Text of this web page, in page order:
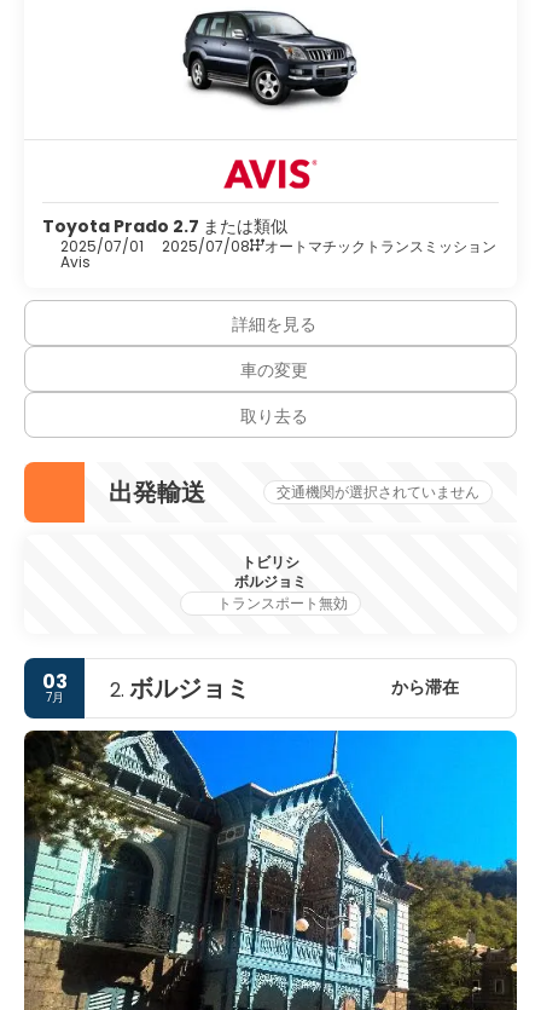
Toyota Prado 2.7 または類似
2025/07/01 2025/07/08 オートマチックトランスミッション
Avis
詳細を見る
車の変更
取り去る
出発輸送 交通機関が選択されていません
トビリシ
ボルジョミ
トランスポート無効
03
7月 2. ボルジョミ から滞在